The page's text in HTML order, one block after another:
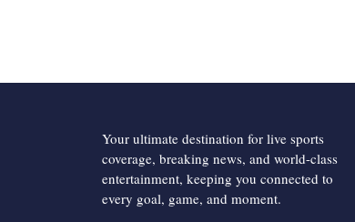
Your ultimate destination for live sports
coverage, breaking news, and world-class
entertainment, keeping you connected to
every goal, game, and moment.